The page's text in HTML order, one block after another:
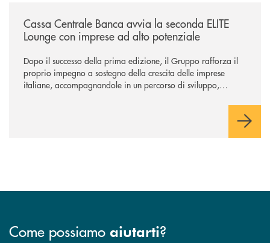
Cassa Centrale Banca avvia la seconda ELITE
Lounge con imprese ad alto potenziale
Dopo il successo della prima edizione, il Gruppo rafforza il
proprio impegno a sostegno della crescita delle imprese
italiane, accompagnandole in un percorso di sviluppo,
Come possiamo aiutarti?